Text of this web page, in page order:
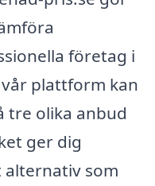
företag i
plattform kan
tre olika anbud
ger dig
som